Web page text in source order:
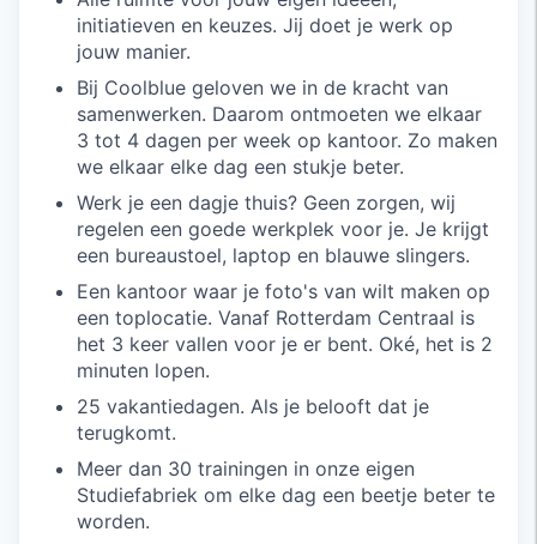
initiatieven en keuzes. Jij doet je werk op
jouw manier.
Bij Coolblue geloven we in de kracht van
samenwerken. Daarom ontmoeten we elkaar
3 tot 4 dagen per week op kantoor. Zo maken
we elkaar elke dag een stukje beter.
Werk je een dagje thuis? Geen zorgen, wij
regelen een goede werkplek voor je. Je krijgt
een bureaustoel, laptop en blauwe slingers.
Een kantoor waar je foto's van wilt maken op
een toplocatie. Vanaf Rotterdam Centraal is
het 3 keer vallen voor je er bent. Oké, het is 2
minuten lopen.
25 vakantiedagen. Als je belooft dat je
terugkomt.
Meer dan 30 trainingen in onze eigen
Studiefabriek om elke dag een beetje beter te
worden.